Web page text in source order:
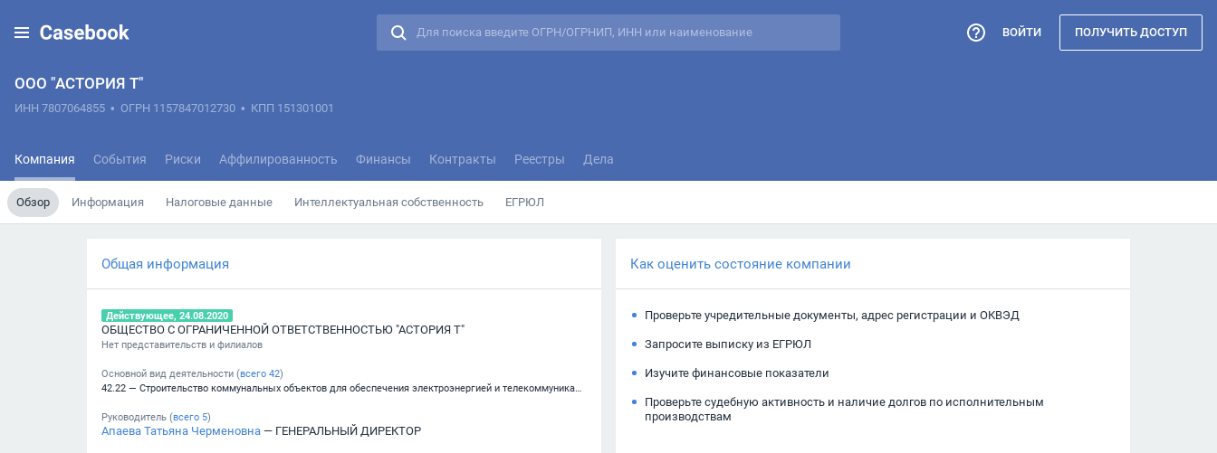
ООО "АСТОРИЯ Т"
ИНН 7807064855 • ОГРН 1157847012730 • КПП 151301001
Компания События Риски Аффилированность Финансы Контракты Реестры Дела
Обзор Информация Налоговые данные Интеллектуальная собственность ЕГРЮЛ
ВОЙТИ ПОЛУЧИТЬ ДОСТУП
Общая информация
Действующее, 24.08.2020
ОБЩЕСТВО С ОГРАНИЧЕННОЙ ОТВЕТСТВЕННОСТЬЮ "АСТОРИЯ Т"
Нет представительств и филиалов
Основной вид деятельности (всего 42)
42.22 — Строительство коммунальных объектов для обеспечения электроэнергией и телекоммуникациями
Руководитель (всего 5)
Апаева Татьяна Черменовна — ГЕНЕРАЛЬНЫЙ ДИРЕКТОР
Как оценить состояние компании
Проверьте учредительные документы, адрес регистрации и ОКВЭД
Запросите выписку из ЕГРЮЛ
Изучите финансовые показатели
Проверьте судебную активность и наличие долгов по исполнительным
производствам